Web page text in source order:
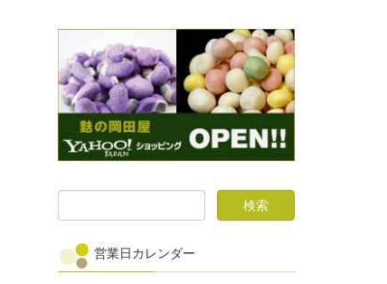
営業日カレンダー